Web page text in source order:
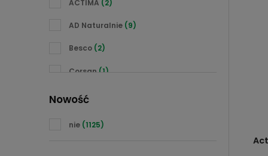
ACTIMA (2)
AD Naturalnie (9)
Besco (2)
Corsan (1)
Daniel Rubinetterie
Nowość
nie (1125)